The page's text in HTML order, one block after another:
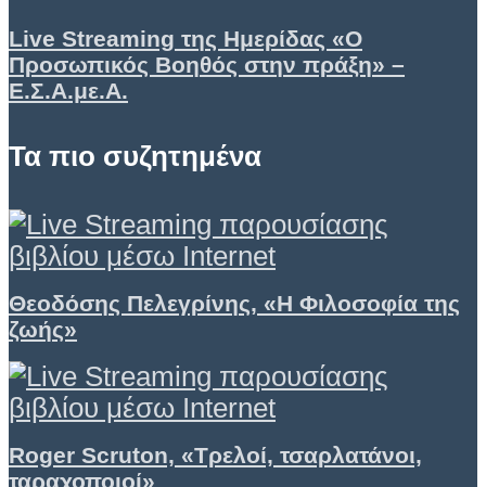
Live Streaming της Ημερίδας «Ο
Προσωπικός Βοηθός στην πράξη» –
Ε.Σ.Α.με.Α.
Τα πιο συζητημένα
Θεοδόσης Πελεγρίνης, «Η Φιλοσοφία της
ζωής»
Roger Scruton, «Τρελοί, τσαρλατάνοι,
ταραχοποιοί»